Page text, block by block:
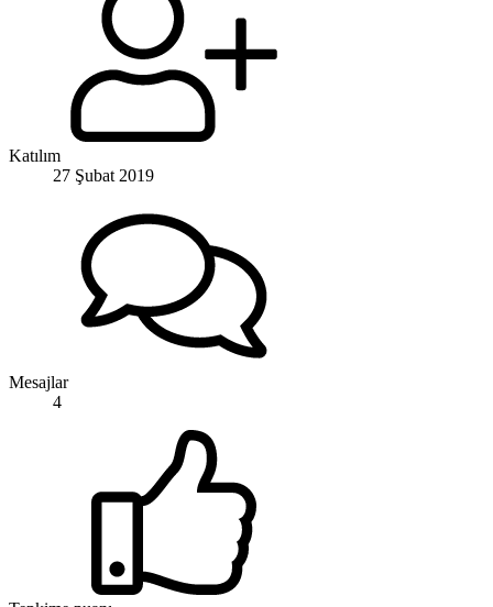
Katılım
27 Şubat 2019
Mesajlar
4